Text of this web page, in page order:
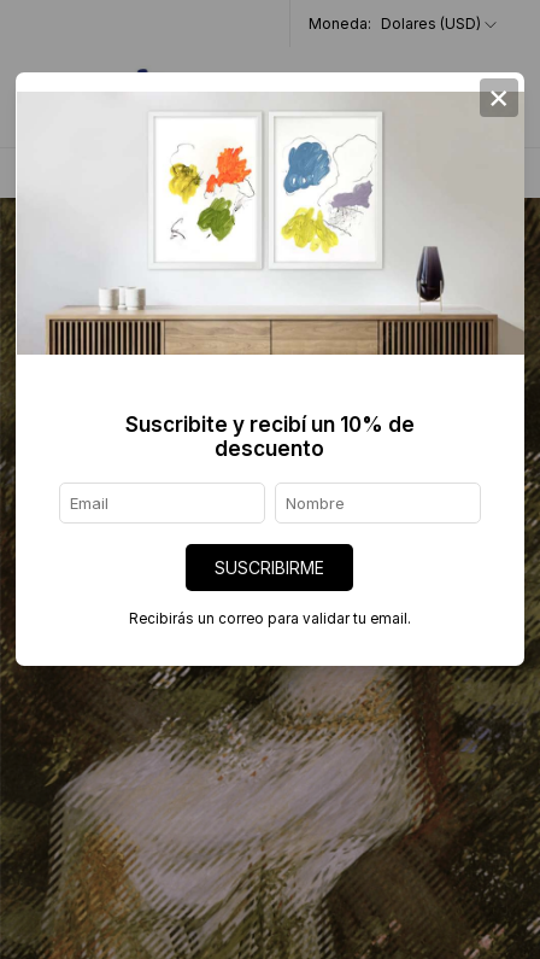
Moneda: Dolares (USD)
0
×
Suscribite y recibí un 10% de
descuento
SUSCRIBIRME
Recibirás un correo para validar tu email.